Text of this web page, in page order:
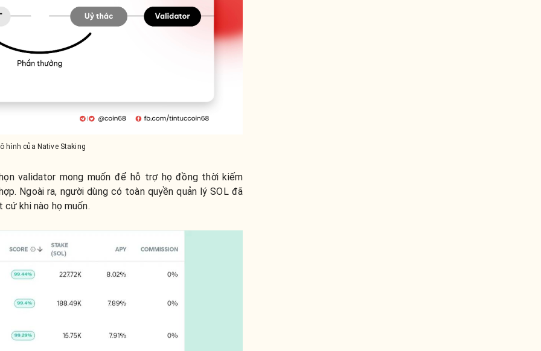
hình của Native Staking
validator mong muốn để hỗ trợ họ đồng thời kiếm
Ngoài ra, người dùng có toàn quyền quản lý SOL đã
khi nào họ muốn.